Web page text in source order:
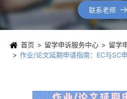
联系老师 
首页 留学申诉服务中心
留学
作业/论文延期申请指南：EC与SC